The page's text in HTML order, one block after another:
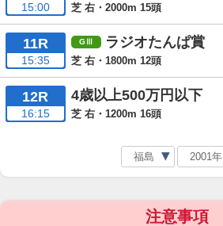
15:00 芝 右・2000m 15頭
11R
15:35
ラジオたんぱ賞
芝 右・1800m 12頭
12R
16:15
4歳以上500万円以下
芝 右・1200m 16頭
注意事項